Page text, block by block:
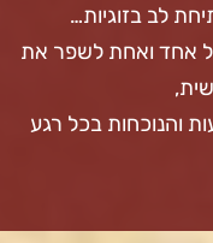
לב בזוגיות…
אחד ואחת לשפר את
והנוכחות בכל רגע